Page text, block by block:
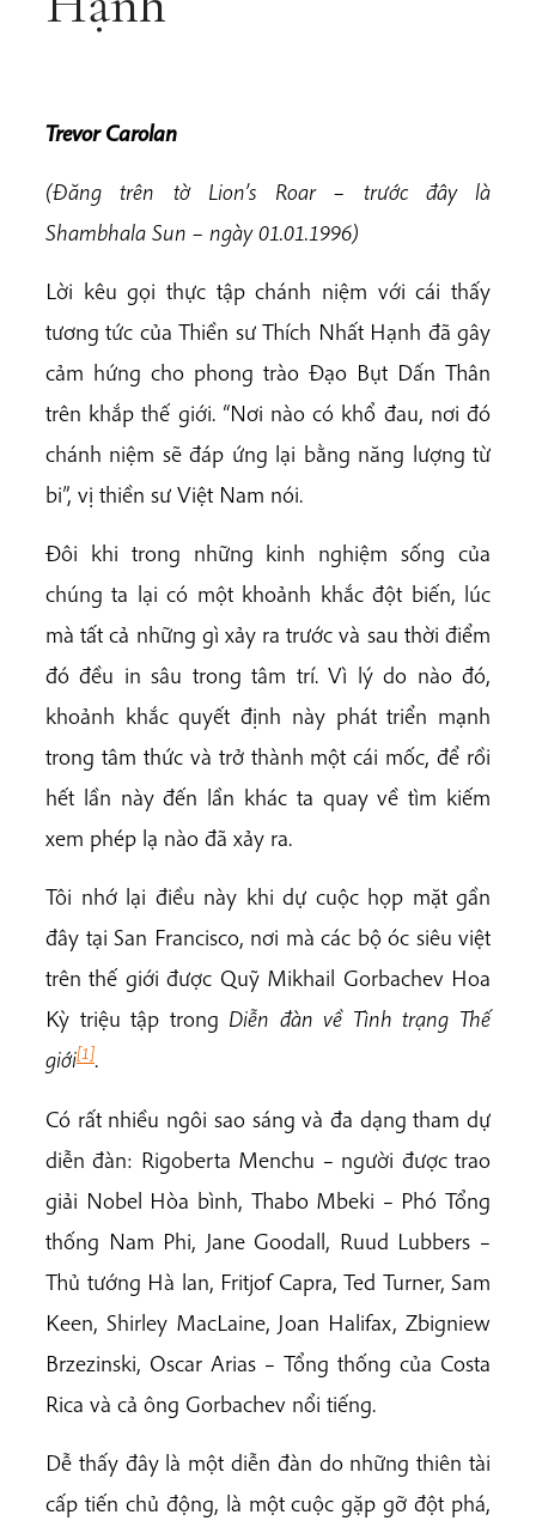
TrevorCarolan
(Đăng trên tờ Lion’s Roar – trước đây là
Shambhala Sun – ngày 01.01.1996)
Lời kêu gọi thực tập chánh niệm với cái thấy
tương tức của Thiền sư Thích Nhất Hạnh đã gây
cảm hứng cho phong trào Đạo Bụt Dấn Thân
trên khắp thế giới. “Nơi nào có khổ đau, nơi đó
chánh niệm sẽ đáp ứng lại bằng năng lượng từ
bi”, vị thiền sư Việt Nam nói.
Đôi khi trong những kinh nghiệm sống của
chúng ta lại có một khoảnh khắc đột biến, lúc
mà tất cả những gì xảy ra trước và sau thời điểm
đó đều in sâu trong tâm trí. Vì lý do nào đó,
khoảnh khắc quyết định này phát triển mạnh
trong tâm thức và trở thành một cái mốc, để rồi
hết lần này đến lần khác ta quay về tìm kiếm
xem phép lạ nào đã xảy ra.
Tôi nhớ lại điều này khi dự cuộc họp mặt gần
đây tại San Francisco, nơi mà các bộ óc siêu việt
trên thế giới được Quỹ Mikhail Gorbachev Hoa
Kỳ triệu tập trong Diễn đàn về Tình trạng Thế
giới[1].
Có rất nhiều ngôi sao sáng và đa dạng tham dự
diễn đàn: Rigoberta Menchu – người được trao
giải Nobel Hòa bình, Thabo Mbeki – Phó Tổng
thống Nam Phi, Jane Goodall, Ruud Lubbers –
Thủ tướng Hà lan, Fritjof Capra, Ted Turner, Sam
Keen, Shirley MacLaine, Joan Halifax, Zbigniew
Brzezinski, Oscar Arias – Tổng thống của Costa
Rica và cả ông Gorbachev nổi tiếng.
Dễ thấy đây là một diễn đàn do những thiên tài
cấp tiến chủ động, là một cuộc gặp gỡ đột phá,